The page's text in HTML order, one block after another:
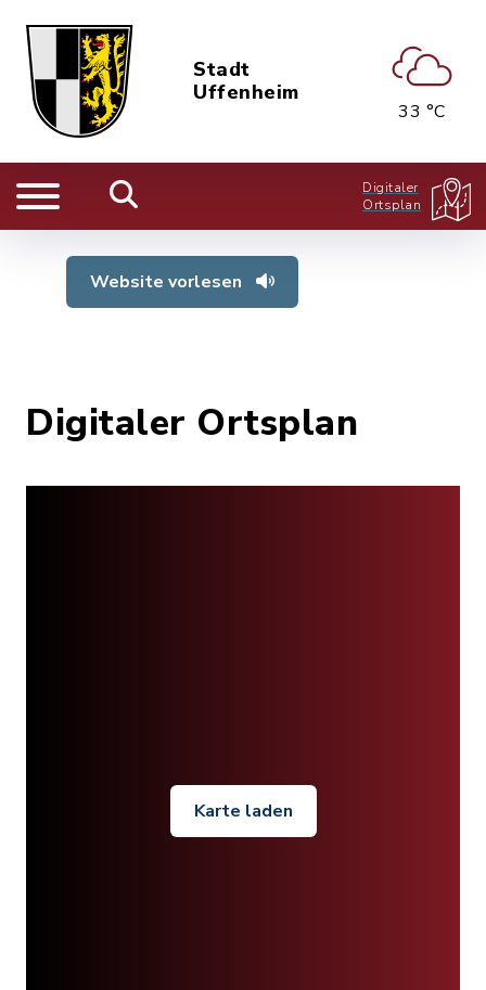
Stadt
Uffenheim
33 °C
Digitaler
Ortsplan
Website vorlesen
Digitaler Ortsplan
Karte laden